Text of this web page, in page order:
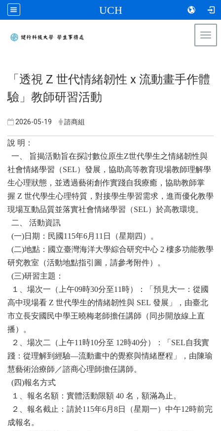
UCH
「透視 Z 世代情緒韌性 x 流動畫手作體
驗」教師研習活動
2026-05-19 諮商組
說 明：
一、 旨揭活動旨在探討數位原生Z世代學生之情緒韌性與
社會情緒學習（SEL）發展，協助高等教育現場教師理解學
生心理狀態，並透過藝術創作實踐自我療癒，協助教師掌
握 Z 世代學生心理特質，對接學生學習需求，進而優化教學
現場互動品質並落實社會情緒學習（SEL）於高教環境。
二、 活動資訊
(一)日期：民國115年6月11日（星期四）。
(二)地點：國立臺灣海洋大學綜合研究中心 2 樓多功能教學
研究教室（活動地點指引圖，請參考附件）。
(三)研習主題：
１、場次一（上午09時30分至11時）：「預見大一：從國
高中現場看 Z 世代學生的情緒韌性與 SEL 發展」，由臺北
市立長安國民中學王曉梅老師擔任講師（同步開放線上直
播）。
２、場次二（上午11時10分至 12時40分）：「SEL自我實
踐：從理解到經驗—流動畫中的覺察與情緒歷程」，由陳瑜
慧藝術治療師／諮商心理師擔任講師。
(四)報名方式
１、報名名額：實體活動限額 40 名，額滿為止。
２、報名截止：請於115年6月8日（星期一）中午12時前完
成報名。